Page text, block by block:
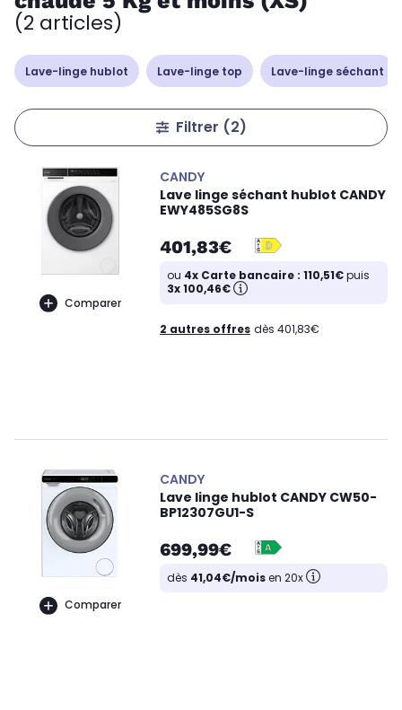
(2 articles)
Lave-linge hublot Lave-linge top Lave-linge séchant
Filtrer (2)
Comparer
CANDY
Lave linge séchant hublot CANDY
EWY485SG8S
401,83€
ou 4x Carte bancaire : 110,51€puis
3x 100,46€
2 autres offres dès 401,83€
Comparer
CANDY
Lave linge hublot CANDY CW50-
BP12307GU1-S
699,99€
dès 41,04€/moisen 20x